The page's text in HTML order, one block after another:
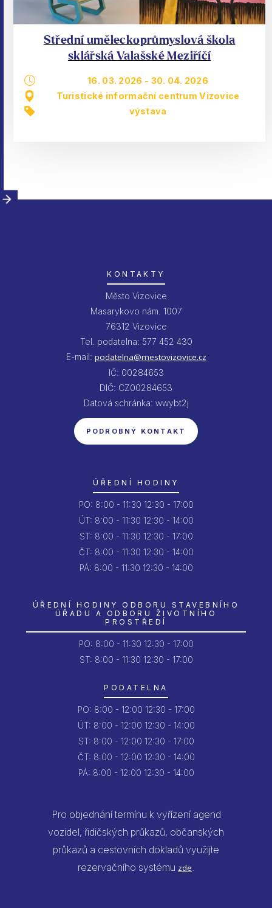
Střední uměleckoprůmyslová škola
sklářská Valašské Meziříčí
16. 03. 2026 - 30. 04. 2026
Turistické informační centrum Vizovice
výstava
KONTAKTY
Město Vizovice
Masarykovo nám. 1007
76312 Vizovice
Tel. podatelna: 577 452 430
E-mail: podatelna@mestovizovice.cz
IČ: 00284653
DIČ: CZ00284653
Datová schránka: wwybt2j
PODROBNÝ KONTAKT
ÚŘEDNÍ HODINY
PO: 8:00 - 11:30 12:30 - 17:00
ÚT: 8:00 - 11:30 12:30 - 14:00
ST: 8:00 - 11:30 12:30 - 17:00
ČT: 8:00 - 11:30 12:30 - 14:00
PÁ: 8:00 - 11:30 12:30 - 14:00
ÚŘEDNÍ HODINY ODBORU STAVEBNÍHO
ÚŘADU A ODBORU ŽIVOTNÍHO
PROSTŘEDÍ
PO: 8:00 - 11:30 12:30 - 17:00
ST: 8:00 - 11:30 12:30 - 17:00
PODATELNA
PO: 8:00 - 12:00 12:30 - 17:00
ÚT: 8:00 - 12:00 12:30 - 14:00
ST: 8:00 - 12:00 12:30 - 17:00
ČT: 8:00 - 12:00 12:30 - 14:00
PÁ: 8:00 - 12:00 12:30 - 14:00
Pro objednání termínu k vyřízení agend
vozidel, řidičských průkazů, občanských
průkazů a cestovních dokladů využijte
rezervačního systému zde.